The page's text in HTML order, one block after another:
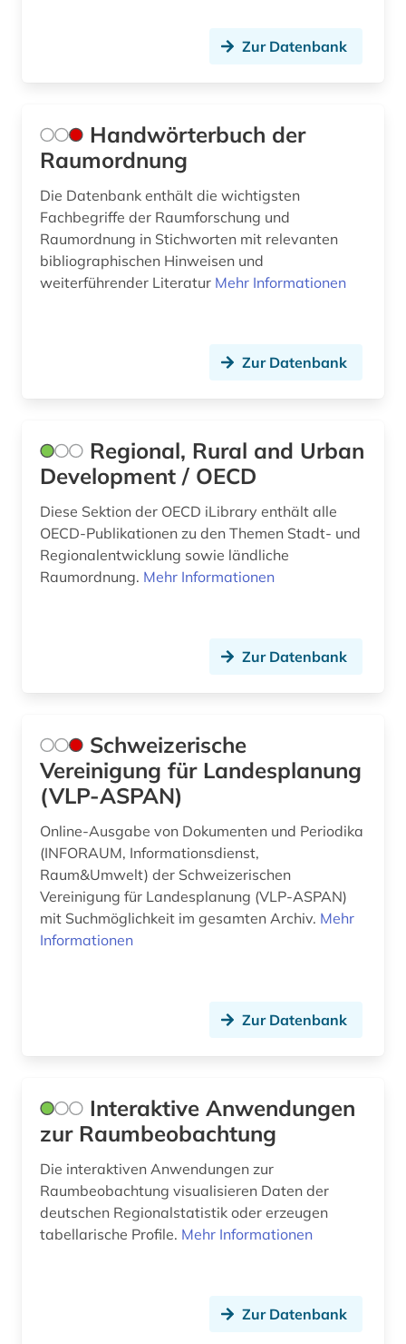
Zur Datenbank
Handwörterbuch der
Raumordnung
Die Datenbank enthält die wichtigsten
Fachbegriffe der Raumforschung und
Raumordnung in Stichworten mit relevanten
bibliographischen Hinweisen und
weiterführender Literatur Mehr Informationen
Zur Datenbank
Regional, Rural and Urban
Development / OECD
Diese Sektion der OECD iLibrary enthält alle
OECD-Publikationen zu den Themen Stadt- und
Regionalentwicklung sowie ländliche
Raumordnung. Mehr Informationen
Zur Datenbank
Schweizerische
Vereinigung für Landesplanung
(VLP-ASPAN)
Online-Ausgabe von Dokumenten und Periodika
(INFORAUM, Informationsdienst,
Raum&Umwelt) der Schweizerischen
Vereinigung für Landesplanung (VLP-ASPAN)
mit Suchmöglichkeit im gesamten Archiv. Mehr
Informationen
Zur Datenbank
Interaktive Anwendungen
zur Raumbeobachtung
Die interaktiven Anwendungen zur
Raumbeobachtung visualisieren Daten der
deutschen Regionalstatistik oder erzeugen
tabellarische Profile. Mehr Informationen
Zur Datenbank